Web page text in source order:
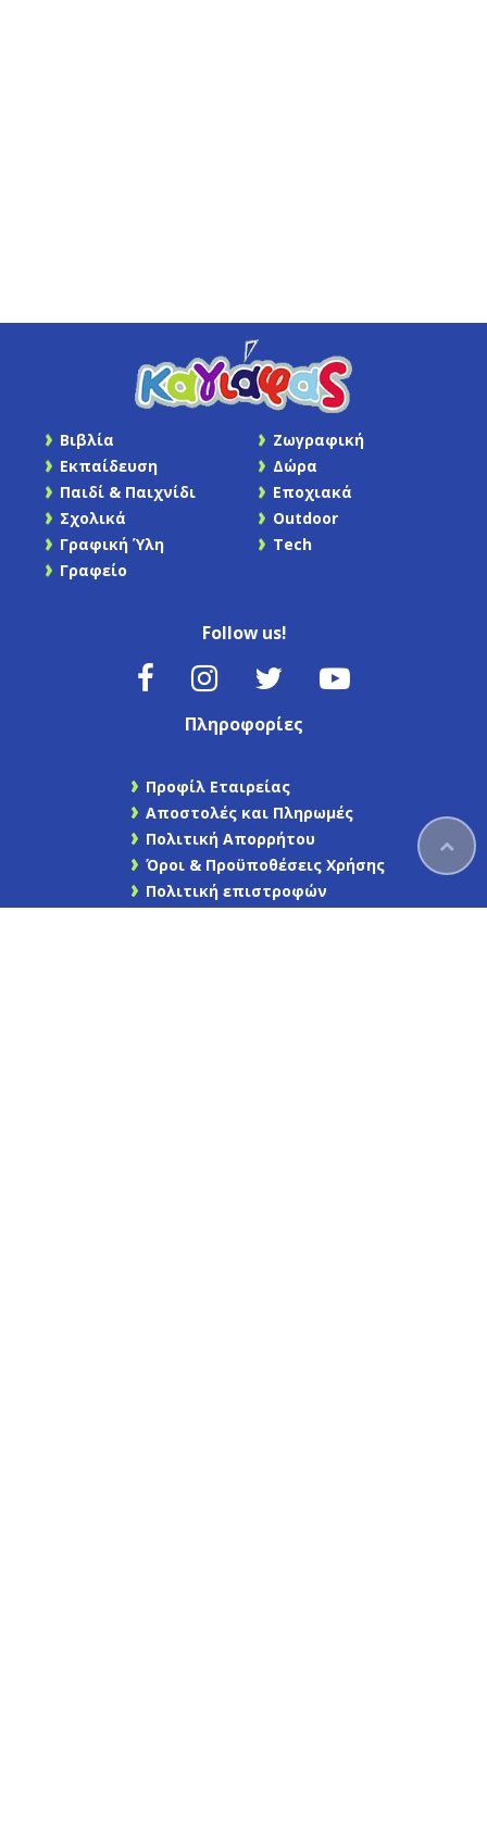
Βιβλία
Εκπαίδευση
Παιδί & Παιχνίδι
Σχολικά
Γραφική Ύλη
Γραφείο
Ζωγραφική
Δώρα
Εποχιακά
Outdoor
Tech
Follow us!
Πληροφορίες
Προφίλ Εταιρείας
Αποστολές και Πληρωμές
Πολιτική Απορρήτου
Όροι & Προϋποθέσεις Χρήσης
Πολιτική επιστροφών